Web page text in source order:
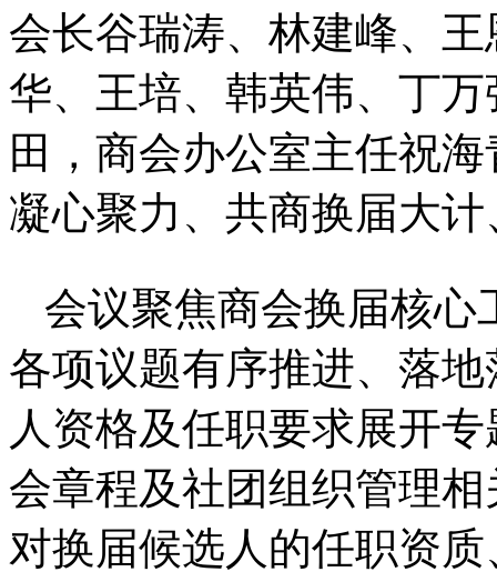
会长谷瑞涛、林建峰、
华、王培、韩英伟、丁
田，商会办公室主任祝
凝心聚力、共商换届大
会议聚焦商会换届核心
各项议题有序推进、落
人资格及任职要求展开
会章程及社团组织管理
对换届候选人的任职资